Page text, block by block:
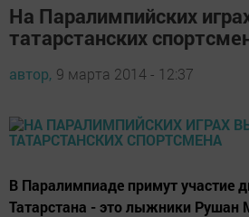
На Паралимпийских
татарстанских
автор, 9 марта 2014 - 12:37
В Паралимпиаде примут участие
Татарстана - это лыжники Рушан